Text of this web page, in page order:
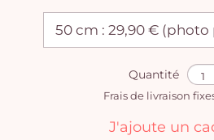
Quantité
Frais de livraison
J'ajoute un